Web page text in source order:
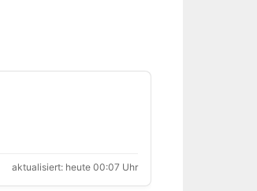
aktualisiert: heute 00:07 Uhr